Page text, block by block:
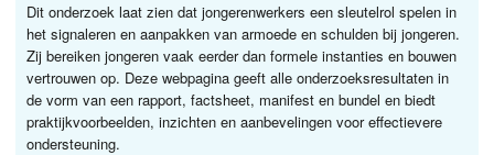
Dit onderzoek laat zien dat jongerenwerkers een sleutelrol spelen in
het signaleren en aanpakken van armoede en schulden bij jongeren.
Zij bereiken jongeren vaak eerder dan formele instanties en bouwen
vertrouwen op. Deze webpagina geeft alle onderzoeksresultaten in
de vorm van een rapport, factsheet, manifest en bundel en biedt
praktijkvoorbeelden, inzichten en aanbevelingen voor effectievere
ondersteuning.